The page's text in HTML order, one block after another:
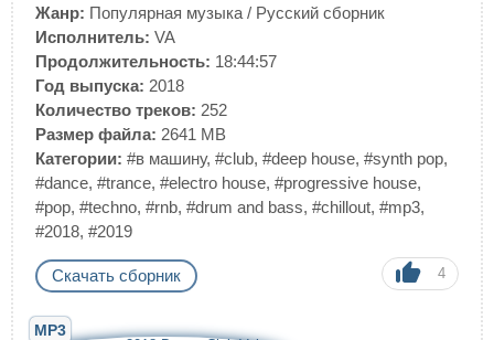
Жанр: Популярная музыка / Русский сборник
Исполнитель: VA
Продолжительность: 18:44:57
Год выпуска: 2018
Количество треков: 252
Размер файла: 2641 MB
Категории: #в машину, #club, #deep house, #synth pop,
#dance, #trance, #electro house, #progressive house,
#pop, #techno, #rnb, #drum and bass, #chillout, #mp3,
#2018, #2019
Скачать сборник 4
MP3